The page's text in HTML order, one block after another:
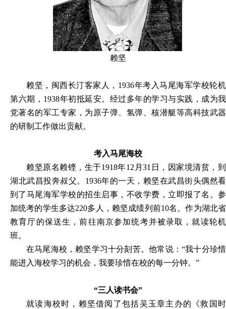
赖坚
赖坚，闽西长汀客家人，1936年考入马尾海军学校轮机
第六期，1938年初抵延安。经过多年的学习与实践，成为我
党著名的军工专家，为原子弹、氢弹、核潜艇等高科技武器
的研制工作做出贡献。
考入马尾海校
赖坚原名赖铿，生于1918年12月31日，因家境清贫，到
湖北武昌投奔叔父。1936年的一天，赖坚在武昌街头偶然看
到了马尾海军学校的招生启事，不收学费，立即报了名。参
加统考的学生多达220多人，赖坚成绩列前10名。作为湖北省
教育厅的保送生，前往南京参加统考并被录取，就读轮机
班。
在马尾海校，赖坚学习十分刻苦。他常说：“我十分珍惜
能进入海校学习的机会，我要珍惜在校的每一分钟。”
“三人读书会”
就读海校时，赖坚借阅了包括吴玉章主办的《救国时